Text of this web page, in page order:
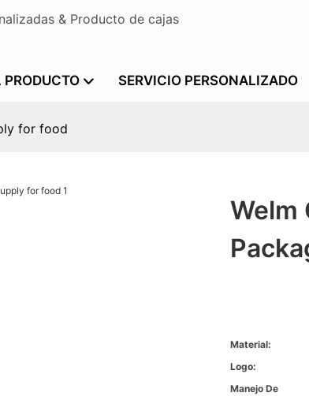
& Producto de cajas
PRODUCTO SERVICIO PERSONALIZADO
for food
Welm
Material:
Logo:
Manejo De